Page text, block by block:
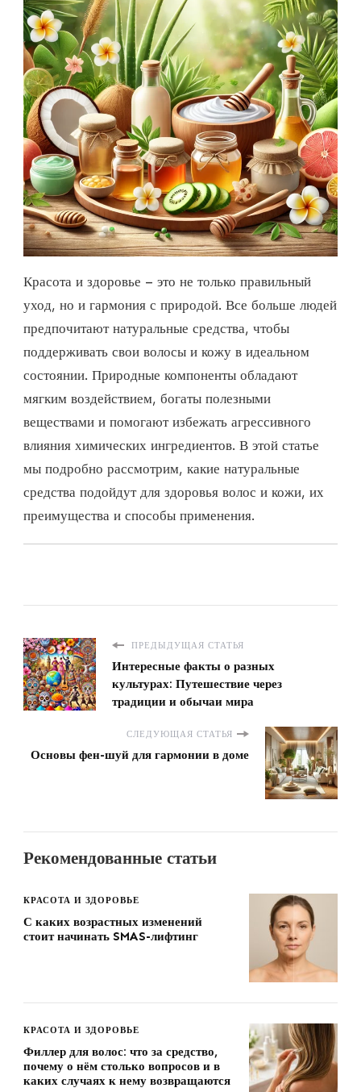
Красота и здоровье – это не только правильный
уход, но и гармония с природой. Все больше людей
предпочитают натуральные средства, чтобы
поддерживать свои волосы и кожу в идеальном
состоянии. Природные компоненты обладают
мягким воздействием, богаты полезными
веществами и помогают избежать агрессивного
влияния химических ингредиентов. В этой статье
мы подробно рассмотрим, какие натуральные
средства подойдут для здоровья волос и кожи, их
преимущества и способы применения.
ПРЕДЫДУЩАЯ СТАТЬЯ
Интересные факты о разных
культурах: Путешествие через
традиции и обычаи мира
СЛЕДУЮЩАЯ СТАТЬЯ
Основы фен-шуй для гармонии в доме
Рекомендованные статьи
КРАСОТА И ЗДОРОВЬЕ
С каких возрастных изменений
стоит начинать SMAS-лифтинг
КРАСОТА И ЗДОРОВЬЕ
Филлер для волос: что за средство,
почему о нём столько вопросов и в
каких случаях к нему возвращаются